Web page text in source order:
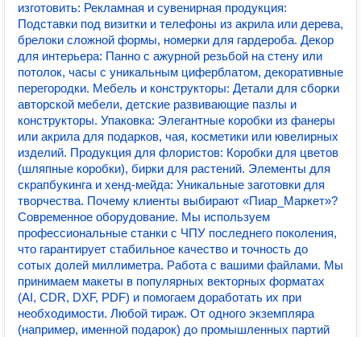
изготовить: Рекламная и сувенирная продукция:
Подставки под визитки и телефоны из акрила или дерева,
брелоки сложной формы, номерки для гардероба. Декор
для интерьера: Панно с ажурной резьбой на стену или
потолок, часы с уникальным циферблатом, декоративные
перегородки. Мебель и конструкторы: Детали для сборки
авторской мебели, детские развивающие пазлы и
конструкторы. Упаковка: Элегантные коробки из фанеры
или акрила для подарков, чая, косметики или ювелирных
изделий. Продукция для флористов: Коробки для цветов
(шляпные коробки), бирки для растений. Элементы для
скрапбукинга и хенд-мейда: Уникальные заготовки для
творчества. Почему клиенты выбирают «Пиар_Маркет»?
Современное оборудование. Мы используем
профессиональные станки с ЧПУ последнего поколения,
что гарантирует стабильное качество и точность до
сотых долей миллиметра. Работа с вашими файлами. Мы
принимаем макеты в популярных векторных форматах
(AI, CDR, DXF, PDF) и помогаем доработать их при
необходимости. Любой тираж. От одного экземпляра
(например, именной подарок) до промышленных партий